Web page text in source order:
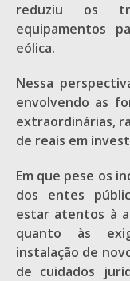
reduziu os
equipamentos
eólica.
Nessa
envolvendo as
extraordinárias,
de reais em
Em que pese os
dos entes
estar atentos à
quanto às
instalação de
de cuidados